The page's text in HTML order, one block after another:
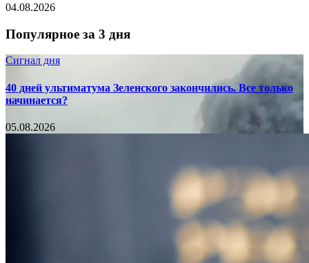
04.08.2026
Популярное за 3 дня
Сигнал дня
40 дней ультиматума Зеленского закончились. Все только
начинается?
05.08.2026